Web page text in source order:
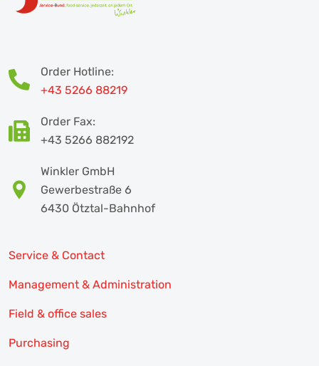
Order Hotline:
+43 5266 88219
Order Fax:
+43 5266 882192
Winkler GmbH
Gewerbestraße 6
6430 Ötztal-Bahnhof
Service & Contact
Management & Administration
Field & office sales
Purchasing